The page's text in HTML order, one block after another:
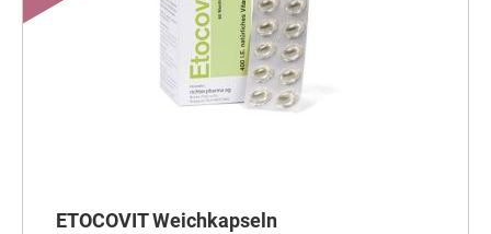
ETOCOVIT Weichkapseln